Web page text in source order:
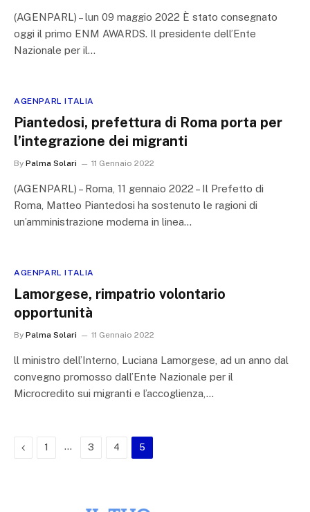
(AGENPARL) – lun 09 maggio 2022 È stato consegnato
oggi il primo ENM AWARDS. Il presidente dell’Ente
Nazionale per il…
AGENPARL ITALIA
Piantedosi, prefettura di Roma porta per
l’integrazione dei migranti
By Palma Solari 11 Gennaio 2022
(AGENPARL) – Roma, 11 gennaio 2022 – Il Prefetto di
Roma, Matteo Piantedosi ha sostenuto le ragioni di
un’amministrazione moderna in linea…
AGENPARL ITALIA
Lamorgese, rimpatrio volontario
opportunità
By Palma Solari 11 Gennaio 2022
ll ministro dell’Interno, Luciana Lamorgese, ad un anno dal
convegno promosso dall’Ente Nazionale per il
Microcredito sui migranti e l’accoglienza,…
Previous
1 … 3 4 5